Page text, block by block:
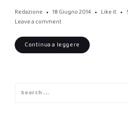
Redazione 18 Giugno 2014 Like it
Leave a comment
Continua a leggere
for: